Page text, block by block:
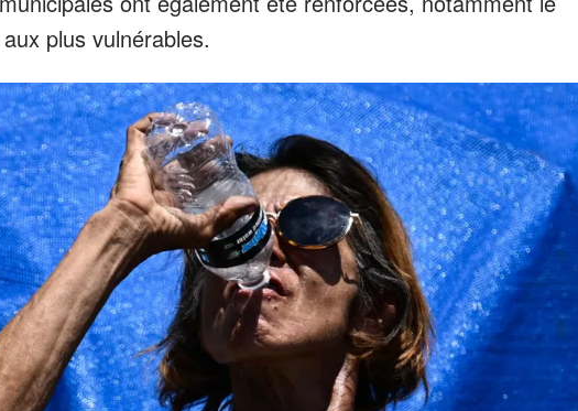
plus vulnérables.